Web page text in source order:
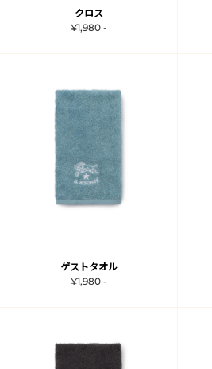
クロス
¥1,980 -
ゲストタオル
¥1,980 -